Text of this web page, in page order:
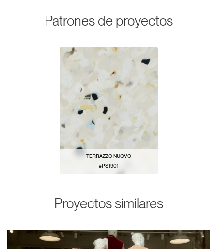
Patrones de proyectos
TERRAZZO NUOVO
#PS1901
Proyectos similares